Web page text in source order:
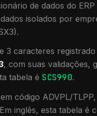
de dados do
isolados por
3 caracteres
, com suas validações,
tabela é SCS990.
em código ADVPL/
Em inglês, esta tabela é